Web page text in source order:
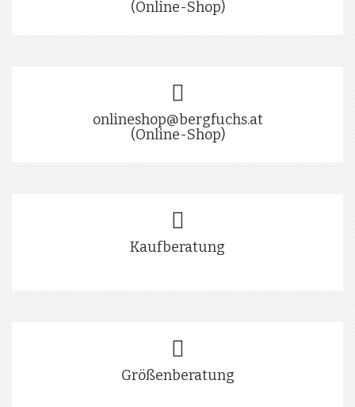
(Online-Shop)
onlineshop@bergfuchs.at
(Online-Shop)
Kaufberatung
Größenberatung